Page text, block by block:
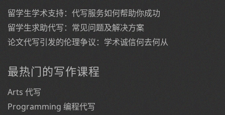
留学生学术支持：代写服务如何帮助你成功
留学生求助代写：常见问题及解决方案
论文代写引发的伦理争议：学术诚信何去何从
最热门的写作课程
Arts 代写
Programming 编程代写